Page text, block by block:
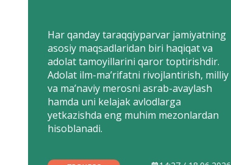
Har qanday taraqqiyparvar jamiyatning
asosiy maqsadlaridan biri haqiqat va
adolat tamoyillarini qaror toptirishdir.
Adolat ilm-ma’rifatni rivojlantirish, milliy
va ma’naviy merosni asrab-avaylash
hamda uni kelajak avlodlarga
yetkazishda eng muhim mezonlardan
hisoblanadi.